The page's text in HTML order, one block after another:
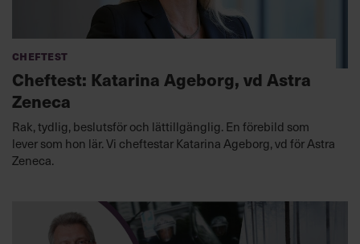
Cheftest
Cheftest: Katarina Ageborg, vd Astra
Zeneca
Rak, tydlig, beslutsför och lättillgänglig. En förebild som
lever som hon lär. Vi cheftestar Katarina Ageborg, vd för Astra
Zeneca.